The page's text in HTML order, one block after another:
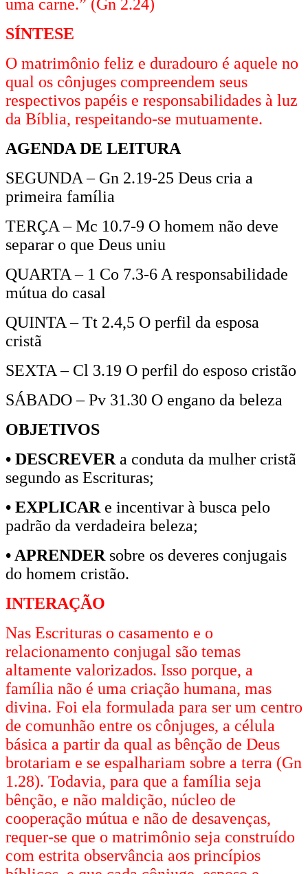
uma carne.” (Gn 2.24)
SÍNTESE
O matrimônio feliz e duradouro é aquele no
qual os cônjuges compreendem seus
respectivos papéis e responsabilidades à luz
da Bíblia, respeitando-se mutuamente.
AGENDA DE LEITURA
SEGUNDA – Gn 2.19-25 Deus cria a
primeira família
TERÇA – Mc 10.7-9 O homem não deve
separar o que Deus uniu
QUARTA – 1 Co 7.3-6 A responsabilidade
mútua do casal
QUINTA – Tt 2.4,5 O perfil da esposa
cristã
SEXTA – Cl 3.19 O perfil do esposo cristão
SÁBADO – Pv 31.30 O engano da beleza
OBJETIVOS
• DESCREVER a conduta da mulher cristã
segundo as Escrituras;
• EXPLICAR e incentivar à busca pelo
padrão da verdadeira beleza;
• APRENDER sobre os deveres conjugais
do homem cristão.
INTERAÇÃO
Nas Escrituras o casamento e o
relacionamento conjugal são temas
altamente valorizados. Isso porque, a
família não é uma criação humana, mas
divina. Foi ela formulada para ser um centro
de comunhão entre os cônjuges, a célula
básica a partir da qual as bênção de Deus
brotariam e se espalhariam sobre a terra (Gn
1.28). Todavia, para que a família seja
bênção, e não maldição, núcleo de
cooperação mútua e não de desavenças,
requer-se que o matrimônio seja construído
com estrita observância aos princípios